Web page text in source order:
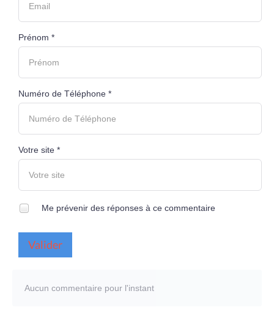
Prénom *
Numéro de Téléphone *
Votre site *
Me prévenir des réponses à ce commentaire
Valider
Aucun commentaire pour l'instant